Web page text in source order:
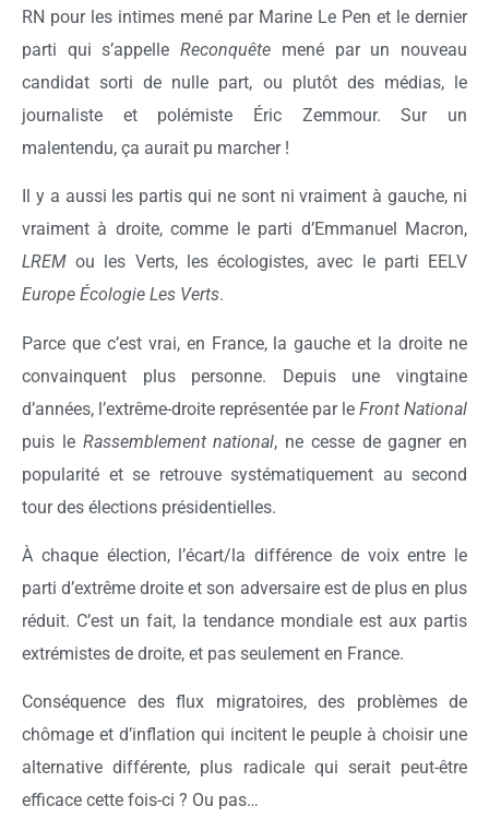
RN pour les intimes mené par Marine Le Pen et le dernier
parti qui s’appelleReconquête mené par un nouveau
candidat sorti de nulle part, ou plutôt des médias, le
journaliste et polémiste Éric Zemmour. Sur un
malentendu, ça aurait pu marcher !
Il y a aussi les partis qui ne sont ni vraiment à gauche, ni
vraiment à droite, comme le parti d’Emmanuel Macron,
LREM ou les Verts, les écologistes, avec le parti EELV
Europe Écologie Les Verts.
Parce que c’est vrai, en France, la gauche et la droite ne
convainquent plus personne. Depuis une vingtaine
d’années, l’extrême-droite représentée par le Front National
puis le Rassemblement national, ne cesse de gagner en
popularité et se retrouve systématiquement au second
tour des élections présidentielles.
À chaque élection, l’écart/la différence de voix entre le
parti d’extrême droite et son adversaire est de plus en plus
réduit. C’est un fait, la tendance mondiale est aux partis
extrémistes de droite, et pas seulement en France.
Conséquence des flux migratoires, des problèmes de
chômage et d’inflation qui incitent le peuple à choisir une
alternative différente, plus radicale qui serait peut-être
efficace cette fois-ci ? Ou pas…